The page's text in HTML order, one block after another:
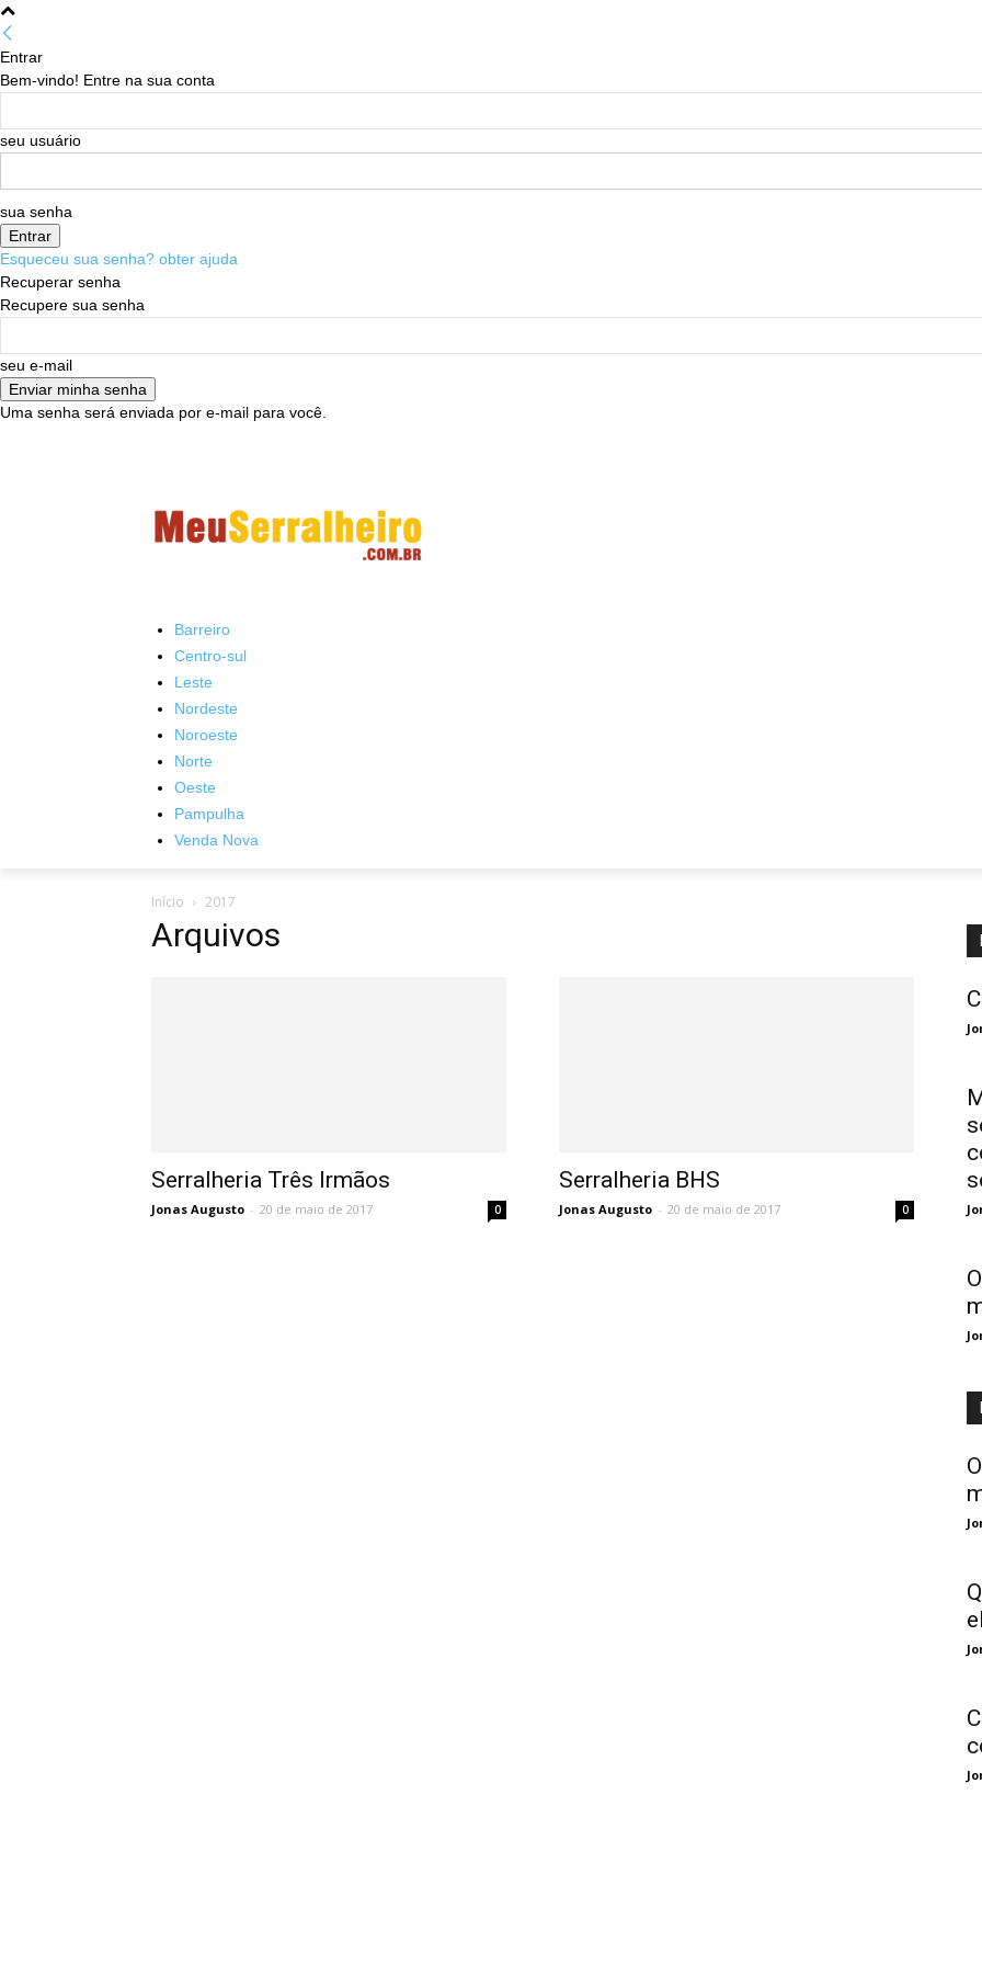
Entrar
Bem-vindo! Entre na sua conta
seu usuário
sua senha
Esqueceu sua senha? obter ajuda
Recuperar senha
Recupere sua senha
seu e-mail
Uma senha será enviada por e-mail para você.
Barreiro
Centro-sul
Leste
Nordeste
Noroeste
Norte
Oeste
Pampulha
Venda Nova
Início 2017
Arquivos
Serralheria Três Irmãos
Jonas Augusto - 20 de maio de 2017 0
Serralheria BHS
Jonas Augusto - 20 de maio de 2017 0